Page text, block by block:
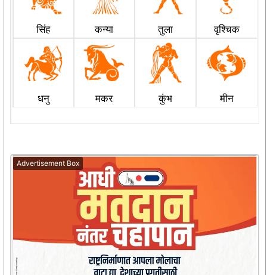
सिंह कन्या तुला वृश्चिक
धनु मकर कुंभ मीन
Advertisement Box